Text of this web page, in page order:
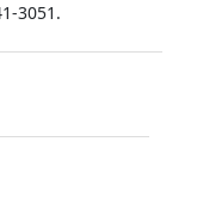
3051.